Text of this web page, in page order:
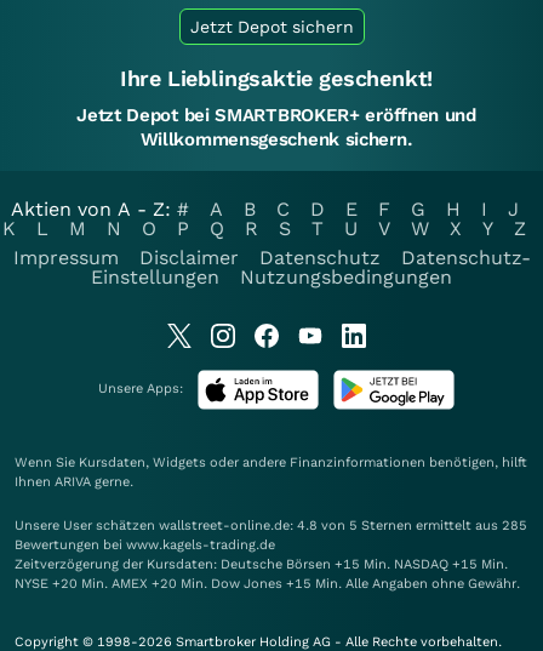
Jetzt Depot sichern
Ihre Lieblingsaktie geschenkt!
Jetzt Depot bei SMARTBROKER+ eröffnen und
Willkommensgeschenk sichern.
Aktien von A - Z: # A B C D E F G H I
J
K
L M N O P Q R S T U V W X Y
Z
Impressum
Disclaimer Datenschutz
Datenschutz-
Einstellungen
Nutzungsbedingungen
Unsere Apps:
Wenn Sie Kursdaten, Widgets oder andere Finanzinformationen benötigen, hilft
Ihnen ARIVA gerne.
Unsere User schätzen wallstreet-online.de: 4.8 von 5 Sternen ermittelt aus 285
Bewertungen bei www.kagels-trading.de
Zeitverzögerung der Kursdaten: Deutsche Börsen +15 Min. NASDAQ +15 Min.
NYSE +20 Min. AMEX +20 Min. Dow Jones +15 Min. Alle Angaben ohne Gewähr.
Copyright © 1998-2026 Smartbroker Holding AG - Alle Rechte vorbehalten.